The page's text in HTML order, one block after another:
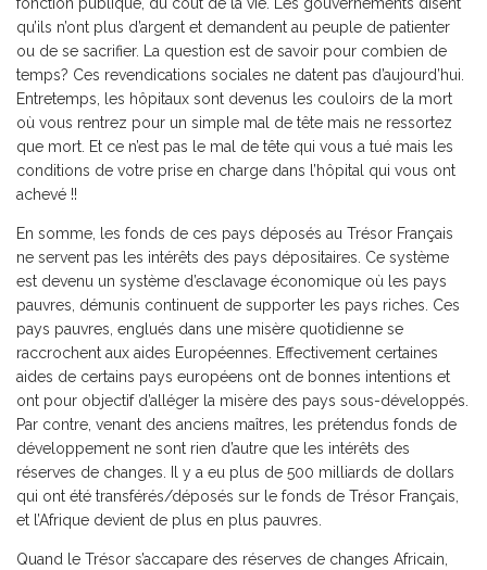
fonction publique, du coût de la vie. Les gouvernements disent
qu’ils n’ont plus d’argent et demandent au peuple de patienter
ou de se sacrifier. La question est de savoir pour combien de
temps? Ces revendications sociales ne datent pas d’aujourd’hui.
Entretemps, les hôpitaux sont devenus les couloirs de la mort
où vous rentrez pour un simple mal de tête mais ne ressortez
que mort. Et ce n’est pas le mal de tête qui vous a tué mais les
conditions de votre prise en charge dans l’hôpital qui vous ont
achevé !!
En somme, les fonds de ces pays déposés au Trésor Français
ne servent pas les intérêts des pays dépositaires. Ce système
est devenu un système d’esclavage économique où les pays
pauvres, démunis continuent de supporter les pays riches. Ces
pays pauvres, englués dans une misère quotidienne se
raccrochent aux aides Européennes. Effectivement certaines
aides de certains pays européens ont de bonnes intentions et
ont pour objectif d’alléger la misère des pays sous-développés.
Par contre, venant des anciens maîtres, les prétendus fonds de
développement ne sont rien d’autre que les intérêts des
réserves de changes. Il y a eu plus de 500 milliards de dollars
qui ont été transférés/déposés sur le fonds de Trésor Français,
et l’Afrique devient de plus en plus pauvres.
Quand le Trésor s’accapare des réserves de changes Africain,